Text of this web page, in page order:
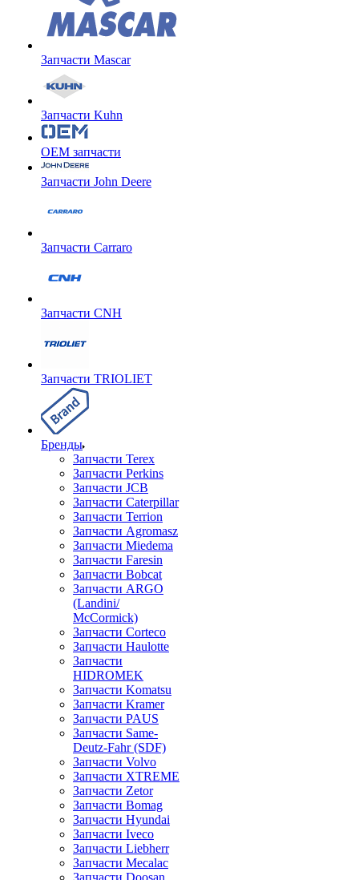
Запчасти Mascar
Запчасти Kuhn
OEM запчасти
Запчасти John Deere
Запчасти Carraro
Запчасти CNH
Запчасти TRIOLIET
Бренды
Запчасти Terex
Запчасти Perkins
Запчасти JCB
Запчасти Caterpillar
Запчасти Terrion
Запчасти Agromasz
Запчасти Miedema
Запчасти Faresin
Запчасти Bobcat
Запчасти ARGO
(Landini/
McCormick)
Запчасти Corteco
Запчасти Haulotte
Запчасти
HIDROMEK
Запчасти Komatsu
Запчасти Kramer
Запчасти PAUS
Запчасти Same-
Deutz-Fahr (SDF)
Запчасти Volvo
Запчасти XTREME
Запчасти Zetor
Запчасти Bomag
Запчасти Hyundai
Запчасти Iveco
Запчасти Liebherr
Запчасти Mecalac
Запчасти Doosan